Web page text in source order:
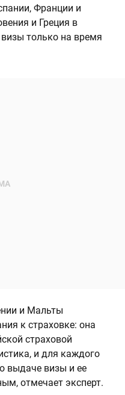
Франции и
и Греция в
только на время
и Мальты
к страховке: она
страховой
и для каждого
выдаче визы и ее
отмечает эксперт.